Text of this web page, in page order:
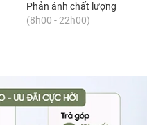
Phản ánh chất lượng
(8h00 - 22h00)